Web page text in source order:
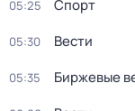
05:25 Спорт
05:30 Вести
05:35 Биржевые